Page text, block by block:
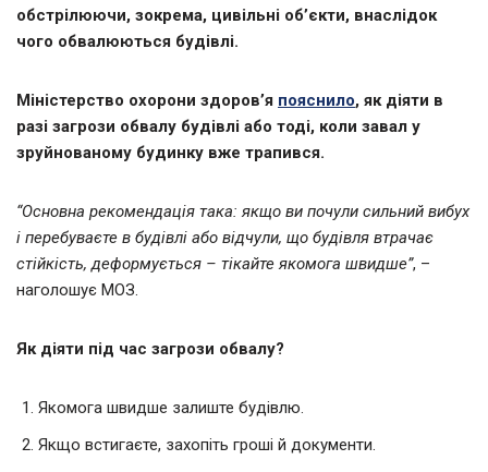
обстрілюючи, зокрема, цивільні об’єкти, внаслідок
чого обвалюються будівлі.
Міністерство охорони здоров’я пояснило, як діяти в
разі загрози обвалу будівлі або тоді, коли завал у
зруйнованому будинку вже трапився.
“Основна рекомендація така: якщо ви почули сильний вибух
і перебуваєте в будівлі або відчули, що будівля втрачає
стійкість, деформується – тікайте якомога швидше”, –
наголошує МОЗ.
Як діяти під час загрози обвалу?
Якомога швидше залиште будівлю.
Якщо встигаєте, захопіть гроші й документи.